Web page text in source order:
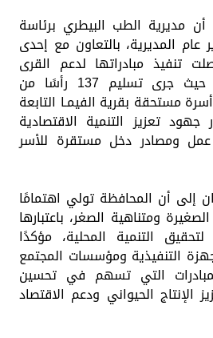
مديرية الطب البيطري برئاسة
عام المديرية، بالتعاون مع إحدى
تنفيذ مبادراتها لدعم القرى
بالمشروعات الإنتاجية، حيث جرى تسليم 137 رأسًا من
الأغنام والماعز إلى 60 أسرة مستحقة بقرية الفيمـا التابعة
تعزيز التنمية الاقتصادية
ومصادر دخل مستقرة للأسر
إلى أن المحافظة تولي اهتمامًا
ومتناهية الصغر، باعتبارها
التنمية المحلية، مؤكدًا
التنفيذية ومؤسسات المجتمع
التي تسهم في تحسين
الحيواني ودعم الاقتصاد